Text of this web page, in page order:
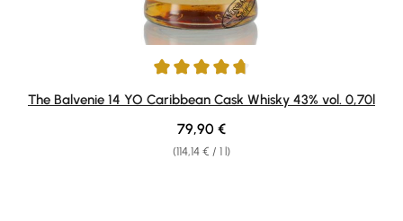
Average rating of 4.8 out of 5 stars
The Balvenie 14 YO Caribbean Cask Whisky 43% vol. 0,70l
(114,14 € / 1 l)
Regular price:
79,90 €